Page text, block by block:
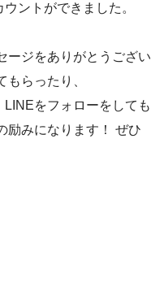
ントができました。
ージをありがとうござい
もらったり、
LINEをフォローをしても
励みになります！ ぜひ